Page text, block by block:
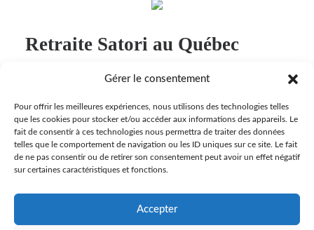
Gérer le consentement
Pour offrir les meilleures expériences, nous utilisons des technologies telles
que les cookies pour stocker et/ou accéder aux informations des appareils. Le
fait de consentir à ces technologies nous permettra de traiter des données
telles que le comportement de navigation ou les ID uniques sur ce site. Le fait
de ne pas consentir ou de retirer son consentement peut avoir un effet négatif
sur certaines caractéristiques et fonctions.
Accepter
Retraite Satori au Québec
___